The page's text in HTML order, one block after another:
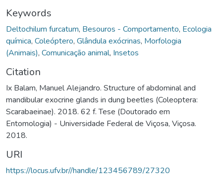
Keywords
Deltochilum furcatum, Besouros - Comportamento, Ecologia
química, Coleóptero, Glândula exócrinas, Morfologia
(Animais), Comunicação animal, Insetos
Citation
Ix Balam, Manuel Alejandro. Structure of abdominal and
mandibular exocrine glands in dung beetles (Coleoptera:
Scarabaeinae). 2018. 62 f. Tese (Doutorado em
Entomologia) - Universidade Federal de Viçosa, Viçosa.
2018.
URI
https://locus.ufv.br//handle/123456789/27320